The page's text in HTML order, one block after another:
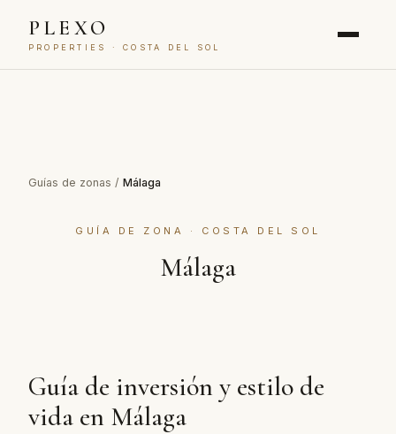
PLEXO
PROPERTIES · COSTA DEL SOL
Guías de zonas / Málaga
GUÍA DE ZONA · COSTA DEL SOL
Málaga
Guía de inversión y estilo de
vida en Málaga